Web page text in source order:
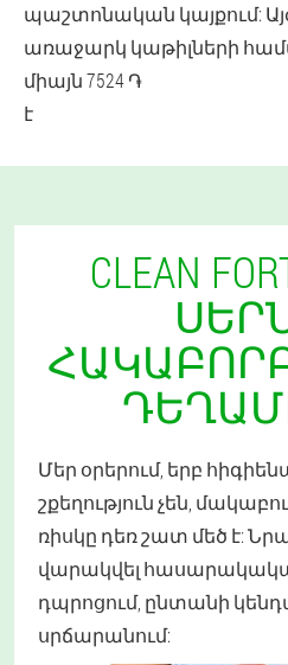
պաշտոնական կայքում:
առաջարկ կաթիլների
միայն 7524 ֏
է
CLEAN
Մեր օրերում, երբ
շքեղություն չեն,
ռիսկը դեռ շատ մեծ է:
վարակվել
դպրոցում, ընտանի
սրճարանում: